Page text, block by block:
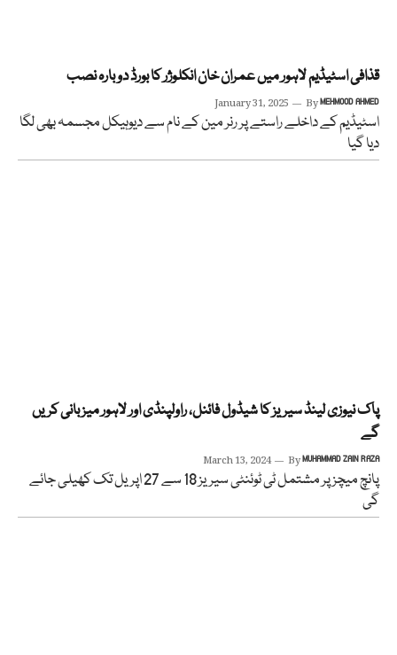
قذافی اسٹیڈیم لاہور میں عمران خان انکلوژر کا بورڈ دوبارہ نصب
January 31, 2025 ByMEHMOOD AHMED
اسٹیڈیم کے داخلے راستے پر رنر مین کے نام سے دیوہیکل مجسمہ بھی لگا
دیا گیا
پاک نیوزی لینڈ سیریز کا شیڈول فائنل، راولپنڈی اور لاہور میزبانی کریں
گے
March 13, 2024 ByMUHAMMAD ZAIN RAZA
پانچ میچز پر مشتمل ٹی ٹوئنٹی سیریز 18 سے 27 اپریل تک کھیلی جائے
گی